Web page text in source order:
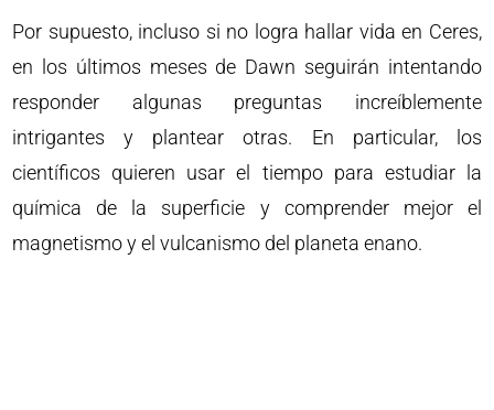
Por supuesto, incluso si no logra hallar vida en Ceres,
en los últimos meses de Dawn seguirán intentando
responder algunas preguntas increíblemente
intrigantes y plantear otras. En particular, los
científicos quieren usar el tiempo para estudiar la
química de la superficie y comprender mejor el
magnetismo y el vulcanismo del planeta enano.